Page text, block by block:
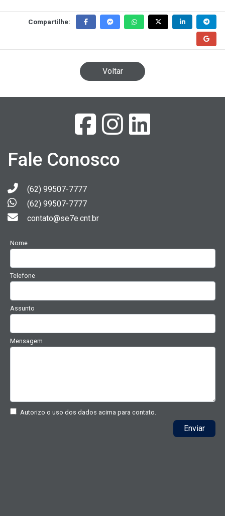
Compartilhe:
Voltar
Fale Conosco
(62) 99507-7777
(62) 99507-7777
contato@se7e.cnt.br
Nome
Telefone
Assunto
Mensagem
Autorizo o uso dos dados acima para contato.
Enviar